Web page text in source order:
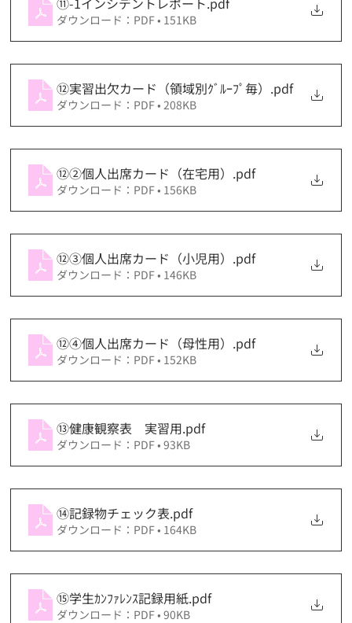
ダウンロード：PDF • 151KB
⑫実習出欠カード（領域別ｸﾞﾙｰﾌﾟ毎） .pdf
ダウンロード：PDF • 208KB
⑫②個人出席カード（在宅用） .pdf
ダウンロード：PDF • 156KB
⑫③個人出席カード（小児用） .pdf
ダウンロード：PDF • 146KB
⑫④個人出席カード（母性用） .pdf
ダウンロード：PDF • 152KB
⑬健康観察表 実習用.pdf
ダウンロード：PDF • 93KB
⑭記録物チェック表.pdf
ダウンロード：PDF • 164KB
⑮学生ｶﾝﾌｧﾚﾝｽ記録用紙.pdf
ダウンロード：PDF • 90KB